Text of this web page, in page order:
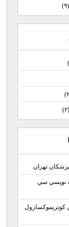
(۹)
(۲)
تهران
نويسي سي
كوتريموكسازول